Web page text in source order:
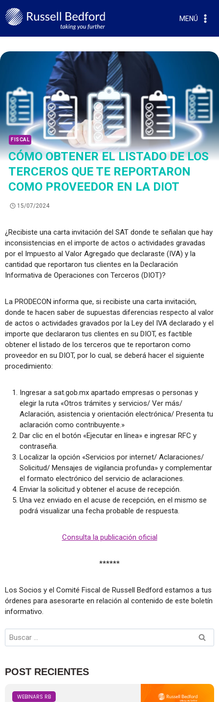
MENÚ
FISCAL
CÓMO OBTENER EL LISTADO DE LOS
TERCEROS QUE TE REPORTARON
COMO PROVEEDOR EN LA DIOT
15/07/2024
¿Recibiste una carta invitación del SAT donde te señalan que hay
inconsistencias en el importe de actos o actividades gravadas
por el Impuesto al Valor Agregado que declaraste (IVA) y la
cantidad que reportaron tus clientes en la Declaración
Informativa de Operaciones con Terceros (DIOT)?
La PRODECON informa que, si recibiste una carta invitación,
donde te hacen saber de supuestas diferencias respecto al valor
de actos o actividades gravados por la Ley del IVA declarado y el
importe que declararon tus clientes en su DIOT, es factible
obtener el listado de los terceros que te reportaron como
proveedor en su DIOT, por lo cual, se deberá hacer el siguiente
procedimiento:
Ingresar a sat.gob.mx apartado empresas o personas y
elegir la ruta «Otros trámites y servicios/ Ver más/
Aclaración, asistencia y orientación electrónica/ Presenta tu
aclaración como contribuyente.»
Dar clic en el botón «Ejecutar en línea» e ingresar RFC y
contraseña.
Localizar la opción «Servicios por internet/ Aclaraciones/
Solicitud/ Mensajes de vigilancia profunda» y complementar
el formato electrónico del servicio de aclaraciones.
Enviar la solicitud y obtener el acuse de recepción.
Una vez enviado en el acuse de recepción, en el mismo se
podrá visualizar una fecha probable de respuesta.
Consulta la publicación oficial
******
Los Socios y el Comité Fiscal de Russell Bedford estamos a tus
órdenes para asesorarte en relación al contenido de este boletín
informativo.
POST RECIENTES
WEBINARS RB